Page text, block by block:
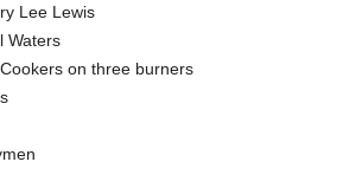
Lee Lewis
Waters
on three burners